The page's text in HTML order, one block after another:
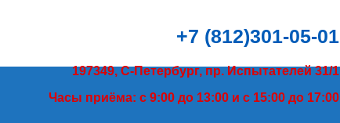
+7 (812)301-05-01
197349, С-Петербург, пр. Испытателей 31/1
Часы приёма: с 9:00 до 13:00 и с 15:00 до 17:00